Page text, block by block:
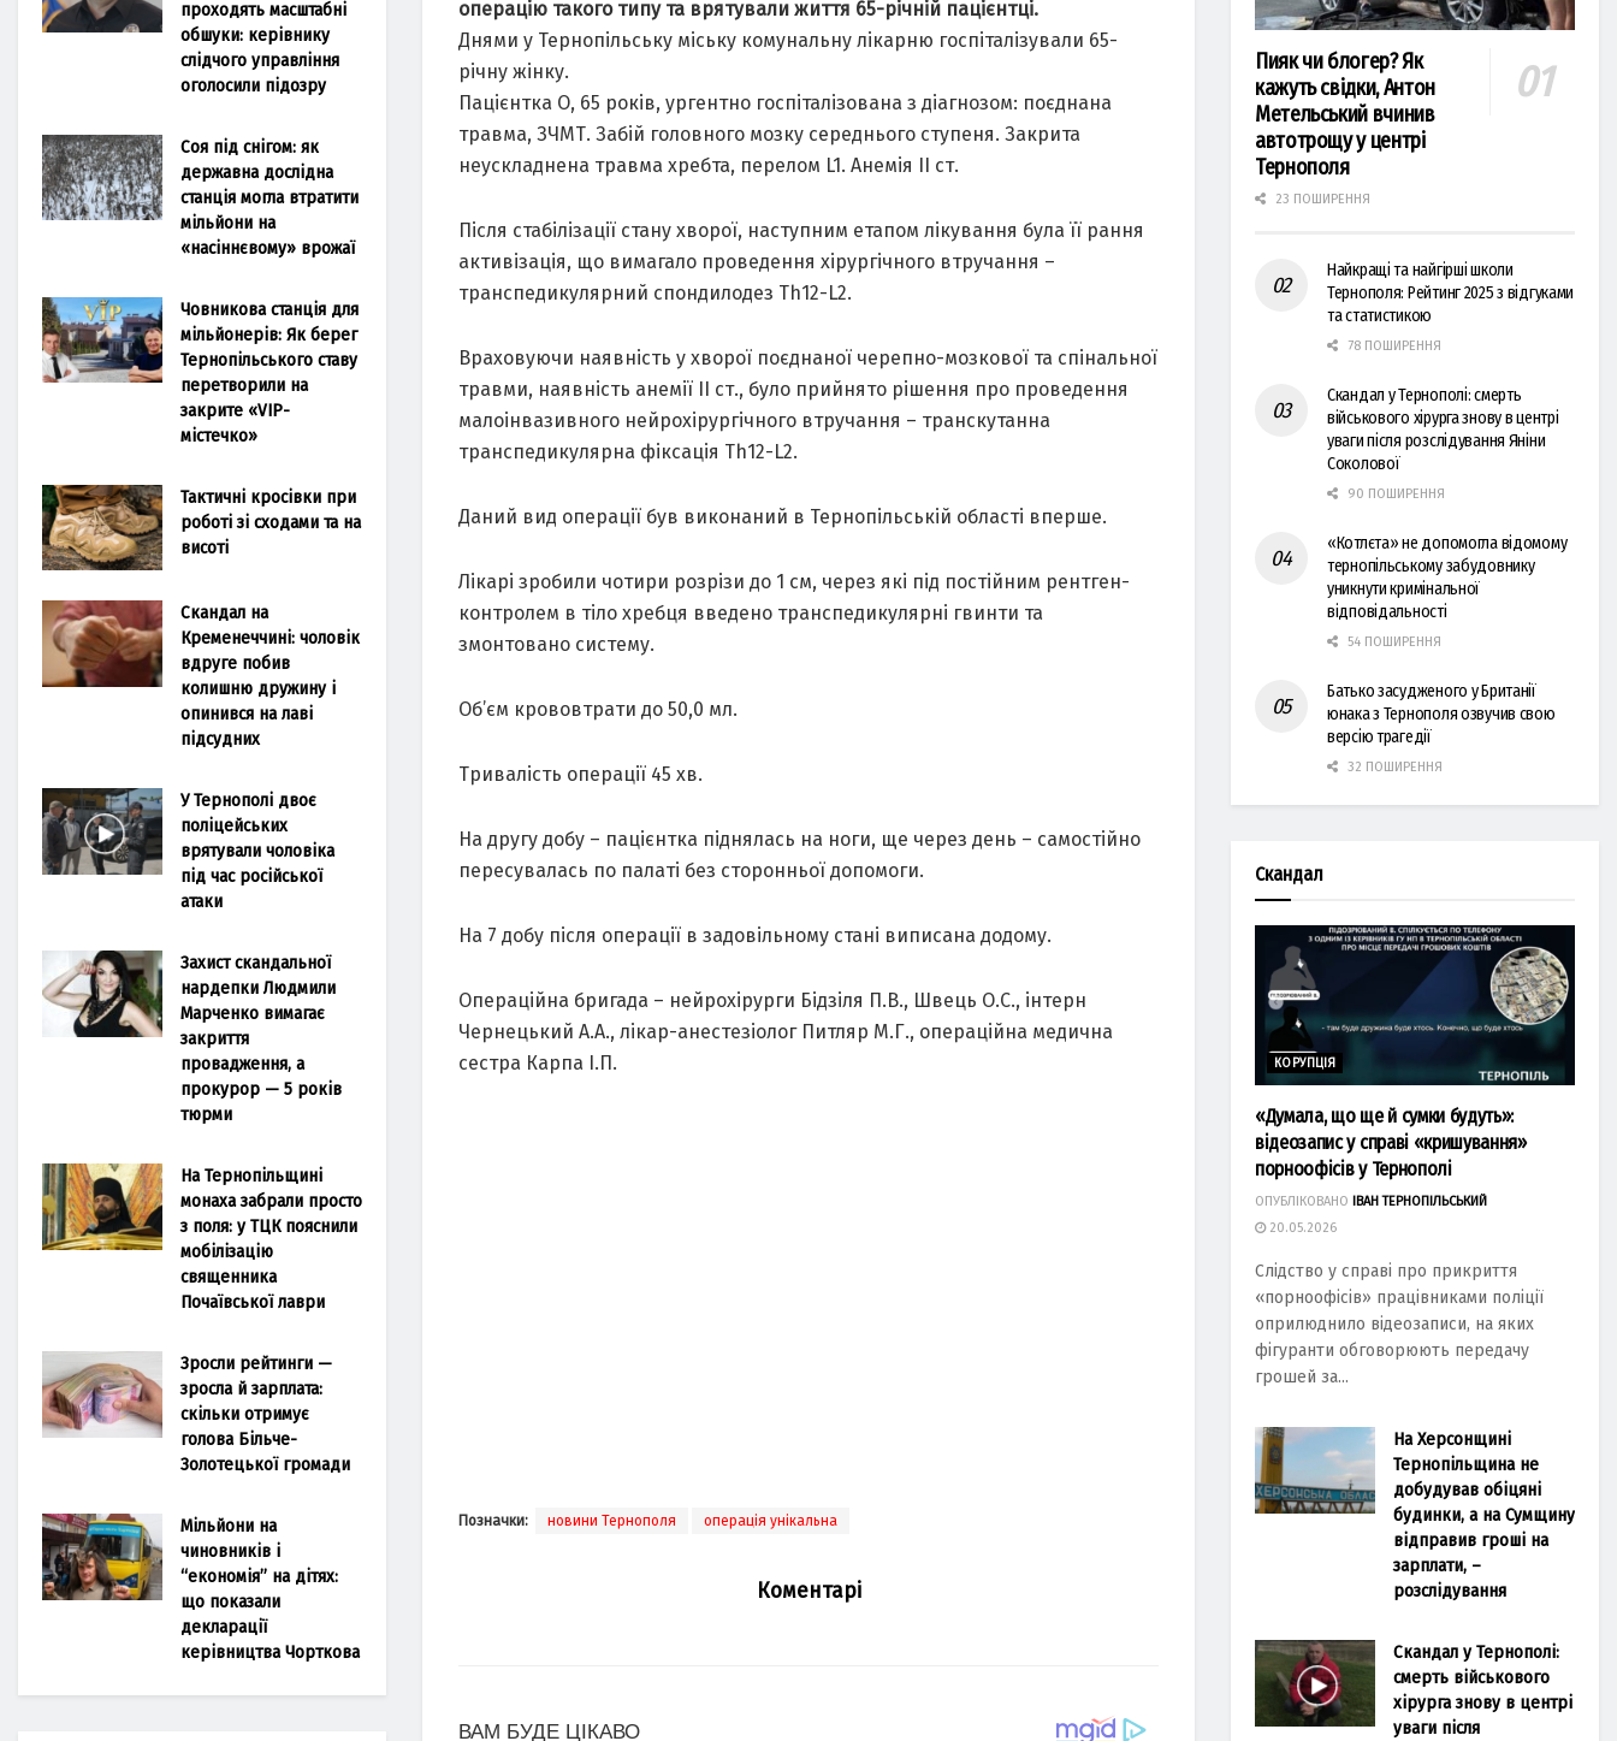
операцію такого типу та врятували життя 65-річній пацієнтці.
Днями у Тернопільську міську комунальну лікарню госпіталізували 65-
річну жінку.
Пацієнтка О, 65 років, ургентно госпіталізована з діагнозом: поєднана
травма, ЗЧМТ. Забій головного мозку середнього ступеня. Закрита
неускладнена травма хребта, перелом L1. Анемія ІІ ст.
Після стабілізації стану хворої, наступним етапом лікування була її рання
активізація, що вимагало проведення хірургічного втручання –
транспедикулярний спондилодез Th12-L2.
Враховуючи наявність у хворої поєднаної черепно-мозкової та спінальної
травми, наявність анемії ІІ ст., було прийнято рішення про проведення
малоінвазивного нейрохірургічного втручання – транскутанна
транспедикулярна фіксація Th12-L2.
Даний вид операції був виконаний в Тернопільській області вперше.
Лікарі зробили чотири розрізи до 1 см, через які під постійним рентген-
контролем в тіло хребця введено транспедикулярні гвинти та
змонтовано систему.
Об’єм крововтрати до 50,0 мл.
Тривалість операції 45 хв.
На другу добу – пацієнтка піднялась на ноги, ще через день – самостійно
пересувалась по палаті без сторонньої допомоги.
На 7 добу після операції в задовільному стані виписана додому.
Операційна бригада – нейрохірурги Бідзіля П.В., Швець О.С., інтерн
Чернецький А.А., лікар-анестезіолог Питляр М.Г., операційна медична
сестра Карпа І.П.
Позначки: новини Тернополя операція унікальна
Коментарі
проходять масштабні
обшуки: керівнику
слідчого управління
оголосили підозру
Соя під снігом: як
державна дослідна
станція могла втратити
мільйони на
«насіннєвому» врожаї
Човникова станція для
мільйонерів: Як берег
Тернопільського ставу
перетворили на
закрите «VIP-
містечко»
Тактичні кросівки при
роботі зі сходами та на
висоті
Скандал на
Кременеччині: чоловік
вдруге побив
колишню дружину і
опинився на лаві
підсудних
У Тернополі двоє
поліцейських
врятували чоловіка
під час російської
атаки
Захист скандальної
нардепки Людмили
Марченко вимагає
закриття
провадження, а
прокурор — 5 років
тюрми
На Тернопільщині
монаха забрали просто
з поля: у ТЦК пояснили
мобілізацію
священника
Почаївської лаври
Зросли рейтинги —
зросла й зарплата:
скільки отримує
голова Більче-
Золотецької громади
Мільйони на
чиновників і
“економія” на дітях:
що показали
декларації
керівництва Чорткова
Пияк чи блогер? Як
кажуть свідки, Антон
Метельський вчинив
автотрощу у центрі
Тернополя
23 ПОШИРЕННЯ
Найкращі та найгірші школи
Тернополя: Рейтинг 2025 з відгуками
та статистикою
78 ПОШИРЕННЯ
Скандал у Тернополі: смерть
військового хірурга знову в центрі
уваги після розслідування Яніни
Соколової
90 ПОШИРЕННЯ
«Котлєта» не допомогла відомому
тернопільському забудовнику
уникнути кримінальної
відповідальності
54 ПОШИРЕННЯ
Батько засудженого у Британії
юнака з Тернополя озвучив свою
версію трагедії
32 ПОШИРЕННЯ
Скандал
КОРУПЦІЯ
«Думала, що ще й сумки будуть»:
відеозапис у справі «кришування»
порноофісів у Тернополі
ОПУБЛІКОВАНО
ІВАН ТЕРНОПІЛЬСЬКИЙ
20.05.2026
Слідство у справі про прикриття
«порноофісів» працівниками поліції
оприлюднило відеозаписи, на яких
фігуранти обговорюють передачу
грошей за...
На Херсонщині
Тернопільщина не
добудував обіцяні
будинки, а на Сумщину
відправив гроші на
зарплати, –
розслідування
Скандал у Тернополі:
смерть військового
хірурга знову в центрі
уваги після